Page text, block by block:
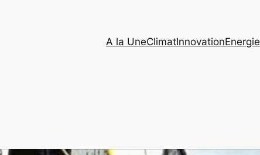
A la UneClimatInnovationEnergie